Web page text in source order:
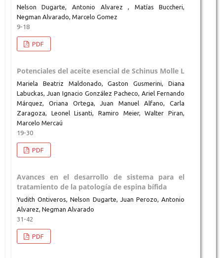
Nelson Dugarte, Antonio Alvarez , Matías Buccheri,
Negman Alvarado, Marcelo Gomez
9-18
PDF
Potenciales del aceite esencial de Schinus Molle L
Mariela Beatriz Maldonado, Gaston Gusmerini, Diana
Labuckas, Juan Ignacio González Pacheco, Ariel Fernando
Márquez, Oriana Ortega, Juan Manuel Alfano, Carla
Zaragoza, Leonel Lisanti, Ramiro Meier, Walter Piran,
Marcelo Mercaú
19-30
PDF
Avances en el desarrollo de sistema para el
tratamiento de la patología de espina bífida
Yudith Ontiveros, Nelson Dugarte, Juan Perozo, Antonio
Alvarez, Negman Alvarado
31-42
PDF